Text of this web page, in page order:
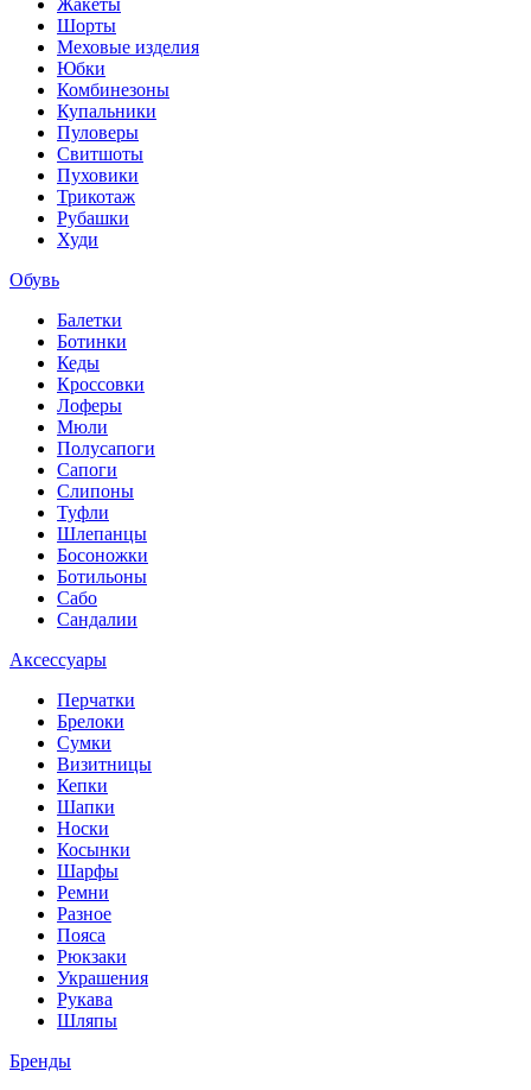
Жакеты
Шорты
Меховые изделия
Юбки
Комбинезоны
Купальники
Пуловеры
Свитшоты
Пуховики
Трикотаж
Рубашки
Худи
Обувь
Балетки
Ботинки
Кеды
Кроссовки
Лоферы
Мюли
Полусапоги
Сапоги
Слипоны
Туфли
Шлепанцы
Босоножки
Ботильоны
Сабо
Сандалии
Аксессуары
Перчатки
Брелоки
Сумки
Визитницы
Кепки
Шапки
Носки
Косынки
Шарфы
Ремни
Разное
Пояса
Рюкзаки
Украшения
Рукава
Шляпы
Бренды